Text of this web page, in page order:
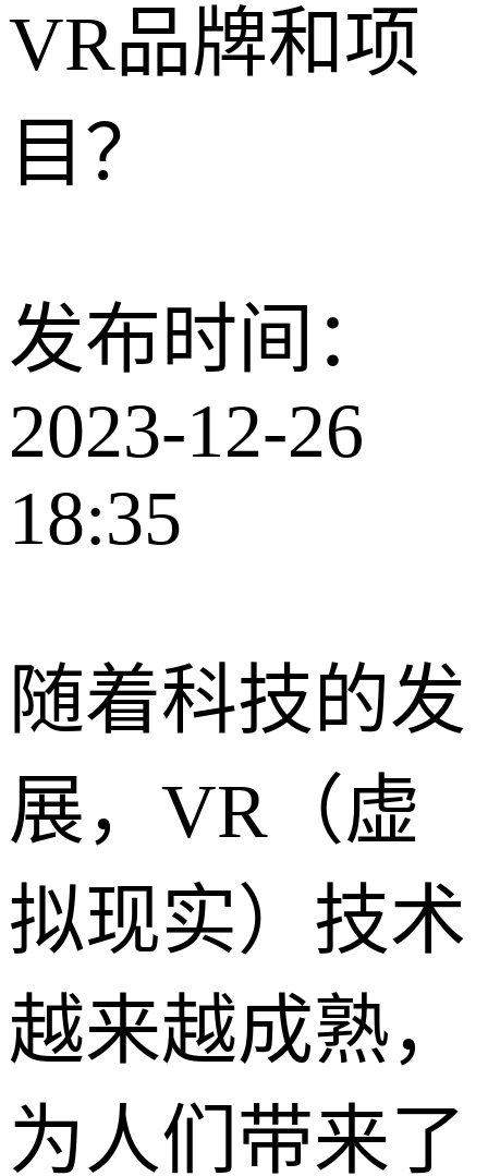
VR品牌和项
目？
发布时间：
2023-12-26
18:35
随着科技的发
展，VR（虚
拟现实）技术
越来越成熟，
为人们带来了